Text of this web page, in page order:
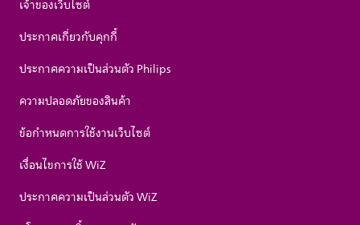
เจ้าของเว็บไซต์
ประกาศเกี่ยวกับคุกกี้
ประกาศความเป็นส่วนตัว Philips
ความปลอดภัยของสินค้า
ข้อกำหนดการใช้งานเว็บไซต์
เงื่อนไขการใช้ WiZ
ประกาศความเป็นส่วนตัว WiZ